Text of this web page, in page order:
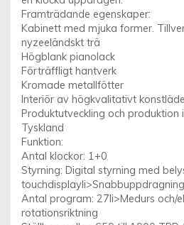
Framträdande egenskaper:
Kabinett med mjuka former.
nyzeeländskt trä
Högblank pianolack
Förträffligt hantverk
Kromade metallfötter
Interiör av högkvalitativt
Produktutveckling och produktion
Tyskland
Funktion:
Antal klockor: 1+0
Styrning: Digital styrning med
Antal program: 27li>Medurs och/
rotationsriktning